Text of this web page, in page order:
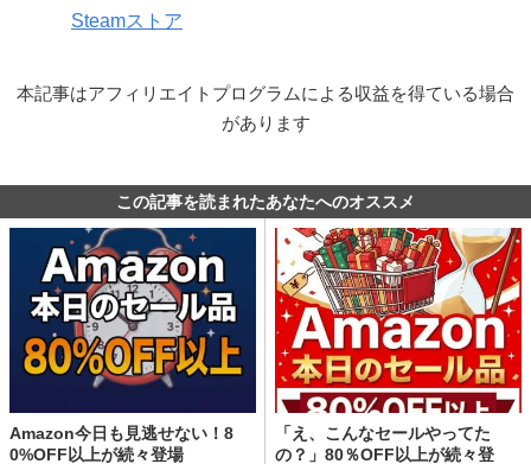
Steamストア
本記事はアフィリエイトプログラムによる収益を得ている場合
があります
この記事を読まれたあなたへのオススメ
Amazon今日も見逃せない！8
0%OFF以上が続々登場
「え、こんなセールやってた
の？」80％OFF以上が続々登